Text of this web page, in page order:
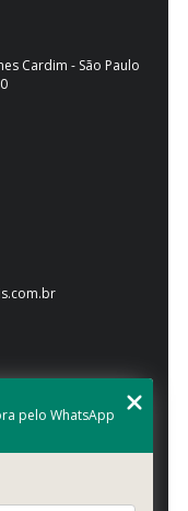
Cardim - São Paulo
pelo WhatsApp